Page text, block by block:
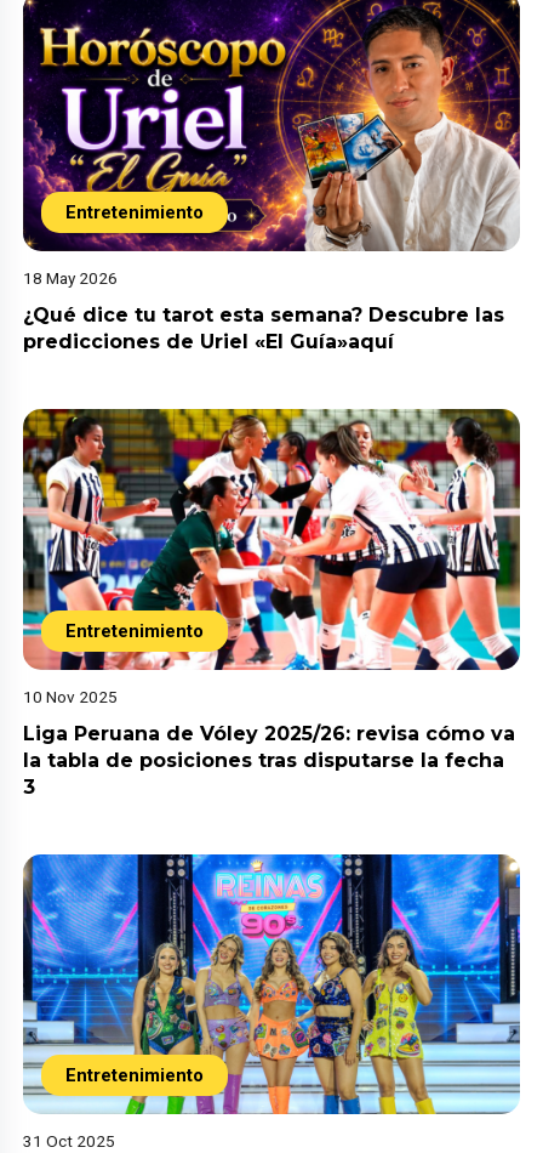
Entretenimiento
18 May 2026
¿Qué dice tu tarot esta semana? Descubre las
predicciones de Uriel «El Guía»aquí
Entretenimiento
10 Nov 2025
Liga Peruana de Vóley 2025/26: revisa cómo va
la tabla de posiciones tras disputarse la fecha
3
Entretenimiento
31 Oct 2025